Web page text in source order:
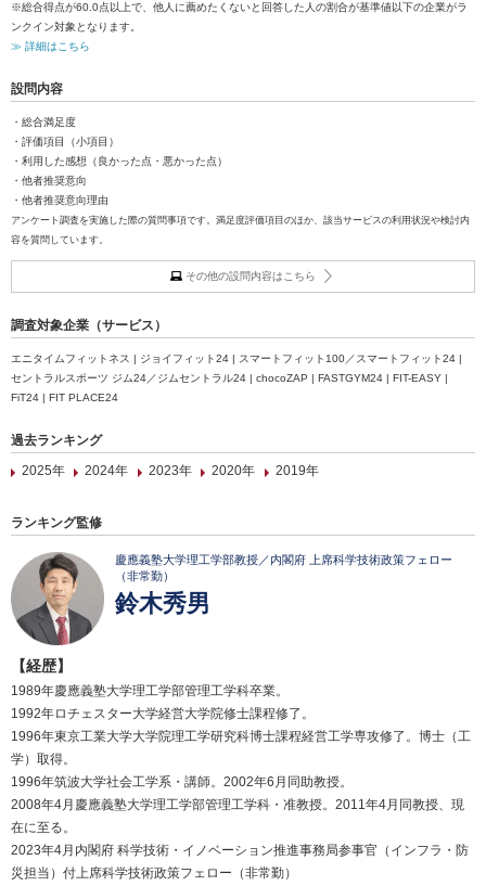
※総合得点が60.0点以上で、他人に薦めたくないと回答した人の割合が基準値以下の企業がラ
ンクイン対象となります。
≫ 詳細はこちら
設問内容
・総合満足度
・評価項目（小項目）
・利用した感想（良かった点・悪かった点）
・他者推奨意向
・他者推奨意向理由
アンケート調査を実施した際の質問事項です。満足度評価項目のほか、該当サービスの利用状況や検討内
容を質問しています。
その他の設問内容はこちら
調査対象企業（サービス）
エニタイムフィットネス | ジョイフィット24 | スマートフィット100／スマートフィット24 |
セントラルスポーツ ジム24／ジムセントラル24 | chocoZAP | FASTGYM24 | FIT-EASY |
FiT24 | FIT PLACE24
過去ランキング
2025年
2024年 2023年 2020年 2019年
ランキング監修
慶應義塾大学理工学部教授／内閣府 上席科学技術政策フェロー
（非常勤）
鈴木秀男
【経歴】
1989年慶應義塾大学理工学部管理工学科卒業。
1992年ロチェスター大学経営大学院修士課程修了。
1996年東京工業大学大学院理工学研究科博士課程経営工学専攻修了。博士（工
学）取得。
1996年筑波大学社会工学系・講師。2002年6月同助教授。
2008年4月慶應義塾大学理工学部管理工学科・准教授。2011年4月同教授、現
在に至る。
2023年4月内閣府 科学技術・イノベーション推進事務局参事官（インフラ・防
災担当）付上席科学技術政策フェロー（非常勤）